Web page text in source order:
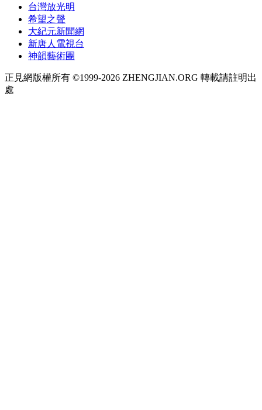
台灣放光明
希望之聲
大紀元新聞網
新唐人電視台
神韻藝術團
正見網版權所有 ©1999-2026 ZHENGJIAN.ORG 轉載請註明出
處